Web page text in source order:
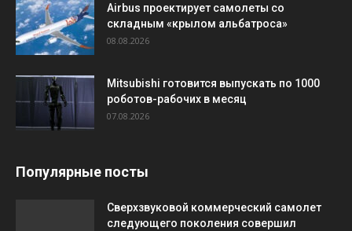
Airbus проектирует самолеты со
складным «крылом альбатроса»
08.08.2026
Mitsubishi готовится выпускать по 1000
роботов-рабочих в месяц
07.08.2026
Популярные посты
Сверхзвуковой коммерческий самолет
следующего поколения совершил